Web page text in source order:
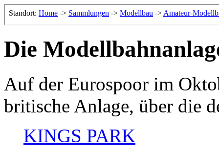
Die
Auf der Eurospoor im
britische Anlage, über die
KINGS PARK